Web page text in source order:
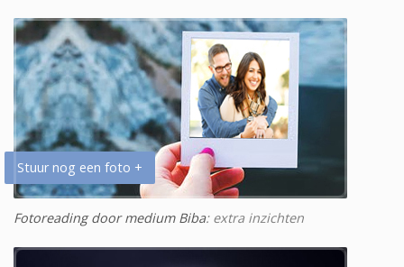
Stuur nog een foto +
Fotoreading door medium Biba: extra inzichten